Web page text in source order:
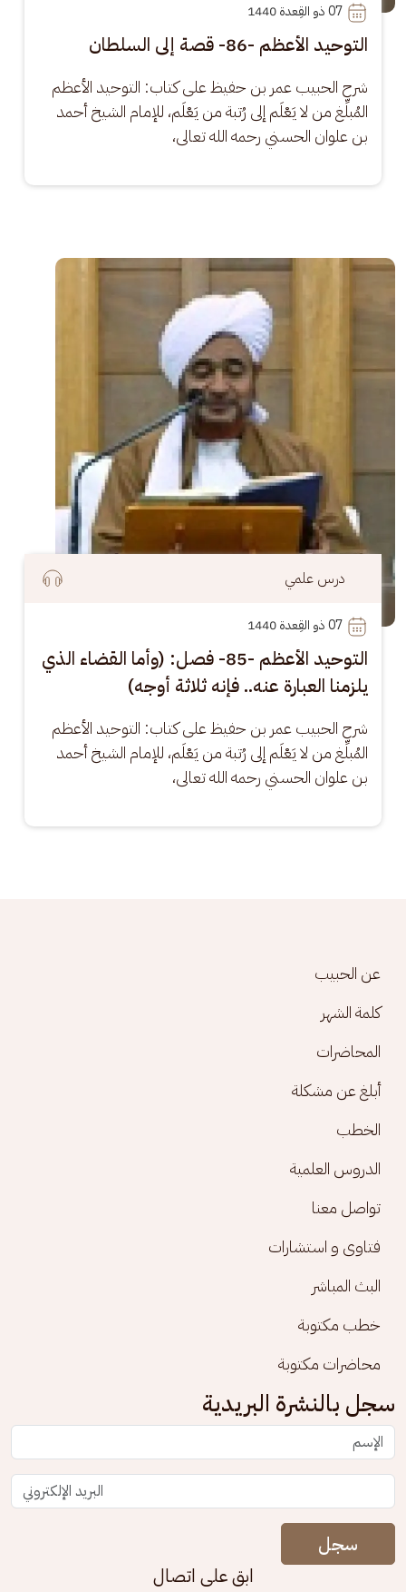
07
التوحيد الأعظم -86- قصة إلى السلطان
شرح الحبيب عمر بن حفيظ على كتاب: التوحيد الأعظم
المُبلِّغ من لا يَعْلَم إلى رُتبة من يَعْلَم، للإمام الشيخ أحمد
بن علوان الحسني رحمه الله تعالى،
الصورة
درس علمي
07
التوحيد الأعظم -85- فصل: (وأما القضاء الذي
يلزمنا العبارة عنه.. فإنه ثلاثة أوجه)
شرح الحبيب عمر بن حفيظ على كتاب: التوحيد الأعظم
المُبلِّغ من لا يَعْلَم إلى رُتبة من يَعْلَم، للإمام الشيخ أحمد
بن علوان الحسني رحمه الله تعالى،
Footer menu
عن الحبيب
كلمة الشهر
المحاضرات
أبلغ عن مشكلة
الخطب
الدروس العلمية
تواصل معنا
فتاوى و استشارات
البث المباشر
خطب مكتوبة
محاضرات مكتوبة
سجل بالنشرة البريدية
سجل
ابق على اتصال